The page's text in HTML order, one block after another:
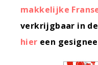
makkelijke
verkrijgbaar in
hier een